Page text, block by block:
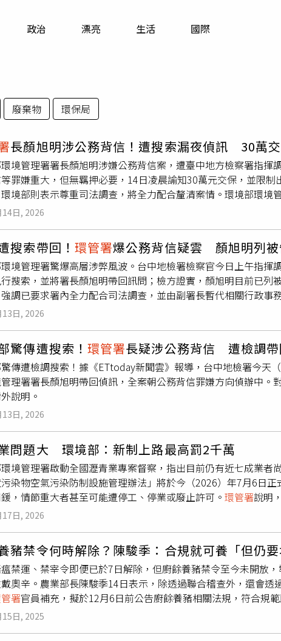
運勢
政治 漂亮 生活 國際
廢棄物 環保局
長顏旭明涉公務背信！遭搜索漏夜偵訊 30萬
境管理署署長顏旭明涉嫌公務背信案，遭臺中地方檢察署指揮
罪嫌重大，但無羈押必要，14日凌晨諭知30萬元交保，並限
境部則表示尊重司法調查，將全力配合釐清案情。環境部環境
13日指揮法務部調查局臺中市調查處兵分多路，前往
說明。檢方指出，顏旭明經漏夜複訊後，被認定涉犯公務背信
支費使用及公務車公器私用等問題。檢調人士指出，所謂「公
犯《刑法》第342條背信罪，再依《刑法》第134條公務員加重
此，環境部次長沈志修表示，政風單位已回報司法機關介入調
中，基於偵查不公開原則，不便對外評論細節，也盼司法儘速
日, 2026
搜索帶回！ 環管署爆公務背信疑雲 顏旭明列被
境管理署驚爆高層涉弊風波。台中地檢署檢察官今日上午指揮
搜索，並將署長顏旭明帶回訊問；檢方證實，顏旭明目前已列
調已要求署內全力配合司法調查，並由副署長暫代相關行政事
多路搜索
等相關辦公場所，並同步通知顏旭明等人到
法務部調查局台中市調查處偵辦，案件涉及公務背信等罪嫌，
員於處理公務過程中，意圖替自己或第三人獲取不法利益，或
括公務車私用、工程採購或驗收涉嫌圖利特定廠商等情形，既
部下午緊急回應，表示第一時間接獲通報後，已要求環管署 同
證，盼盡速釐清真相。環境部也強調，目前各項環境管理與行
由於環管署
隸屬環境部重要行政單位，此次高層突遭搜索，
日, 2026
驚傳遭搜索！ 環管署長疑涉公務背信 遭檢調
傳遭檢調搜索！據《ETtoday新聞雲》報導，台中地檢署今天
理署署長顏旭明帶回偵訊，全案朝公務背信罪嫌方向偵辦中。
說明。
日, 2026
問題大 環境部：新制上路最高罰2千萬
境管理署啟動全國瀝青業專案督察，指出目前仍有近七成業者
染物空氣污染防制設施管理辦法」將於今（2026）年7月6日
，情節重大者甚至可能遭停工、停業或廢止許可。 環管署說明
60%以上的局部集氣系統，或採取密閉式作業。然而目前業界
流程。在執法方面，北區環管中心自去（2025）年10月起展開
味的問題，環管署也要求業者落實二次燃燒機制（預熱溫度須
臭設備效能，以降低揮發性有機物（VOCs）及異味排放。環管
工具，持續強化監測與查核，確保瀝青產業在推動循環經濟的
日, 2026
豬禁令何時解除？陳駿季：合規就可養「但仍要
禁運、禁宰令即便已於7日解除，但廚餘養豬禁令至今未開放
奧辛。農業部長陳駿季14日表示，除透過聯合稽查外，還會
署官員補充，擬於12月6日前公告廚餘養豬相關法規，符合規
可。依環境部統計，全國日均1779公噸廚餘需要緊急去化，
中心14日召開會議，陳駿季指出，截至目前除了台中梧棲案場
15日, 2025